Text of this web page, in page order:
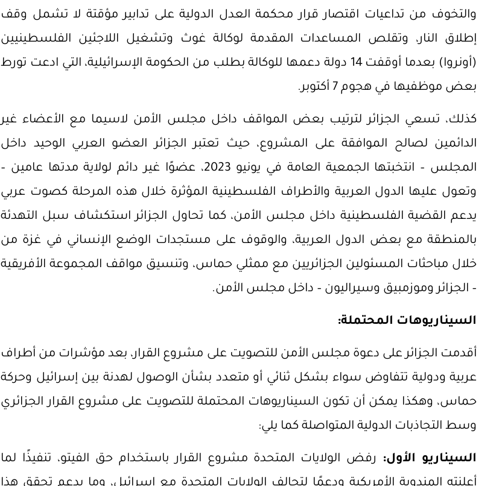
والتخوف من تداعيات اقتصار قرار محكمة العدل الدولية على تدابير مؤقتة لا تشمل وقف
إطلاق النار، وتقلص المساعدات المقدمة لوكالة غوث وتشغيل اللاجئين الفلسطينيين
(أونروا) بعدما أوقفت 14 دولة دعمها للوكالة بطلب من الحكومة الإسرائيلية، التي ادعت تورط
بعض موظفيها في هجوم 7 أكتوبر.
كذلك، تسعي الجزائر لترتيب بعض المواقف داخل مجلس الأمن لاسيما مع الأعضاء غير
الدائمين لصالح الموافقة على المشروع، حيث تعتبر الجزائر العضو العربي الوحيد داخل
المجلس – انتخبتها الجمعية العامة في يونيو 2023، عضوًا غير دائم لولاية مدتها عامين –
وتعول عليها الدول العربية والأطراف الفلسطينية المؤثرة خلال هذه المرحلة كصوت عربي
يدعم القضية الفلسطينية داخل مجلس الأمن، كما تحاول الجزائر استكشاف سبل التهدئة
بالمنطقة مع بعض الدول العربية، والوقوف على مستجدات الوضع الإنساني في غزة من
خلال مباحثات المسئولين الجزائريين مع ممثلي حماس، وتنسيق مواقف المجموعة الأفريقية
– الجزائر وموزمبيق وسيراليون – داخل مجلس الأمن.
السيناريوهات المحتملة:
أقدمت الجزائر على دعوة مجلس الأمن للتصويت على مشروع القرار، بعد مؤشرات من أطراف
عربية ودولية تتفاوض سواء بشكل ثنائي أو متعدد بشأن الوصول لهدنة بين إسرائيل وحركة
حماس، وهكذا يمكن أن تكون السيناريوهات المحتملة للتصويت على مشروع القرار الجزائري
وسط التجاذبات الدولية المتواصلة كما يلي:
السيناريو الأول: رفض الولايات المتحدة مشروع القرار باستخدام حق الفيتو، تنفيذًا لما